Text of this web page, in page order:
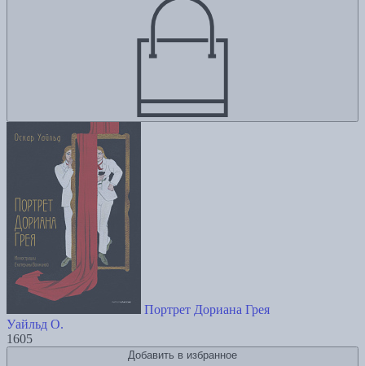
Портрет Дориана Грея
Уайльд О.
1605
Добавить в избранное